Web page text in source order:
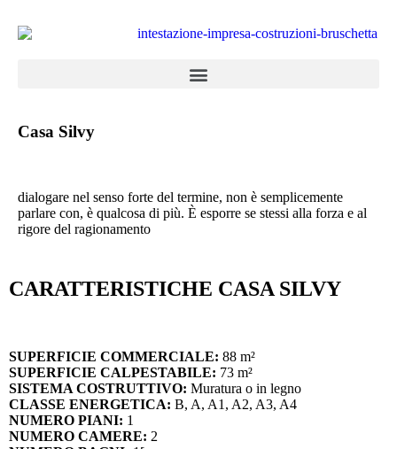
Casa Silvy
dialogare nel senso forte del termine, non è semplicemente
parlare con, è qualcosa di più. È esporre se stessi alla forza e al
rigore del ragionamento
CARATTERISTICHE CASA SILVY
SUPERFICIE COMMERCIALE: 88 m²
SUPERFICIE CALPESTABILE: 73 m²
SISTEMA COSTRUTTIVO: Muratura o in legno
CLASSE ENERGETICA: B, A, A1, A2, A3, A4
NUMERO PIANI: 1
NUMERO CAMERE: 2